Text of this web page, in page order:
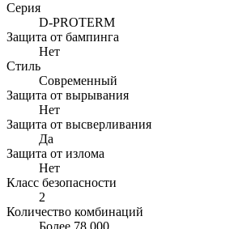
Серия
D-PROTERM
Защита от бампинга
Нет
Стиль
Современный
Защита от вырывания
Нет
Защита от высверливания
Да
Защита от излома
Нет
Класс безопасности
2
Количество комбинаций